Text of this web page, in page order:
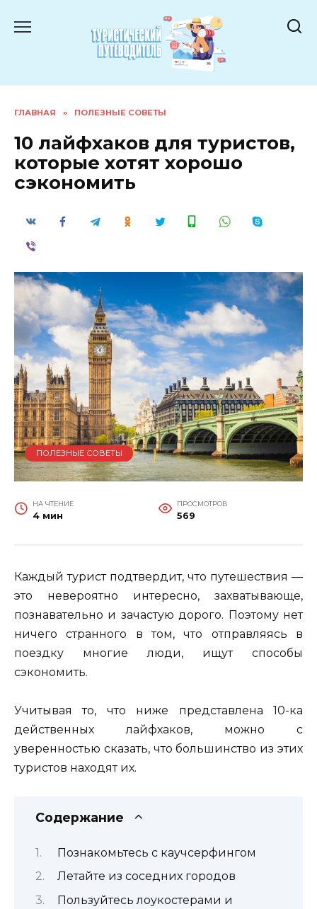
ГЛАВНАЯ » ПОЛЕЗНЫЕ СОВЕТЫ
10 лайфхаков для туристов,
которые хотят хорошо
сэкономить
ПОЛЕЗНЫЕ СОВЕТЫ
НА ЧТЕНИЕ
4 мин
ПРОСМОТРОВ
569
Каждый турист подтвердит, что путешествия —
это невероятно интересно, захватывающе,
познавательно и зачастую дорого. Поэтому нет
ничего странного в том, что отправляясь в
поездку многие люди, ищут способы
сэкономить.
Учитывая то, что ниже представлена 10-ка
действенных лайфхаков, можно с
уверенностью сказать, что большинство из этих
туристов находят их.
Содержание
Познакомьтесь с каучсерфингом
Летайте из соседних городов
Пользуйтесь лоукостерами и